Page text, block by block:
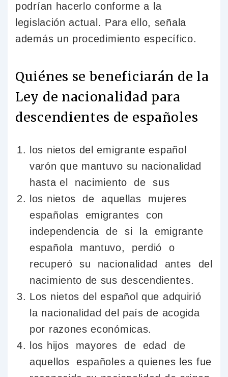
podrían hacerlo conforme a la
legislación actual. Para ello, señala
además un procedimiento específico.
Quiénes se beneficiarán de la
Ley de nacionalidad para
descendientes de españoles
los nietos del emigrante español
varón que mantuvo su nacionalidad
hasta el nacimiento de sus
los nietos de aquellas mujeres
españolas emigrantes con
independencia de si la emigrante
española mantuvo, perdió o
recuperó su nacionalidad antes del
nacimiento de sus descendientes.
Los nietos del español que adquirió
la nacionalidad del país de acogida
por razones económicas.
los hijos mayores de edad de
aquellos españoles a quienes les fue